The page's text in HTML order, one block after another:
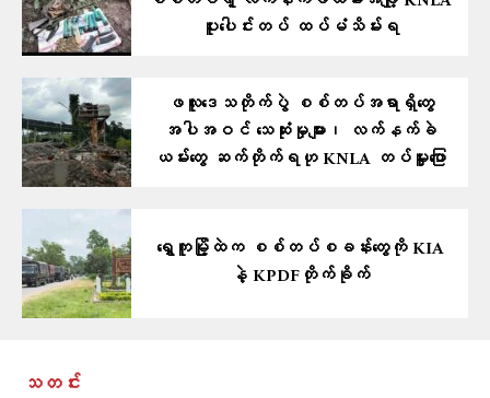
ပူးပေါင်းတပ် ထပ်မံသိမ်းရ
ဖလူးဒေသတိုက်ပွဲ စစ်တပ်အရာရှိတွေ
အပါအဝင် သေဆုံးမှုများ၊ လက်နက်ခဲ
ယမ်းတွေ ဆက်တိုက်ရဟု KNLA တပ်မှူးပြော
ရွှေကူမြို့ထဲက စစ်တပ်စခန်းတွေကို KIA
နဲ့ KPDFတိုက်ခိုက်
သတင်း